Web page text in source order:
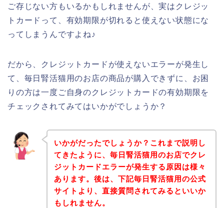
ご存じない方もいるかもしれませんが、実はクレジッ
トカードって、有効期限が切れると使えない状態にな
ってしまうんですよね♪
だから、クレジットカードが使えないエラーが発生し
て、毎日腎活猫用のお店の商品が購入できずに、お困
りの方は一度ご自身のクレジットカードの有効期限を
チェックされてみてはいかがでしょうか？
いかがだったでしょうか？これまで説明し
てきたように、毎日腎活猫用のお店でクレ
ジットカードエラーが発生する原因は様々
あります。後は、下記毎日腎活猫用の公式
サイトより、直接質問されてみるといいか
もしれません。